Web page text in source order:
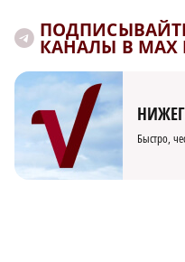
КАНАЛЫ В MAX
Быстро,